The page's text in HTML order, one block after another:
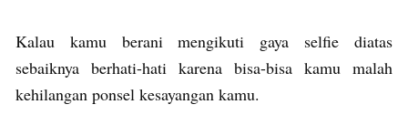
Kalau kamu berani mengikuti gaya selfie diatas
sebaiknya berhati-hati karena bisa-bisa kamu malah
kehilangan ponsel kesayangan kamu.